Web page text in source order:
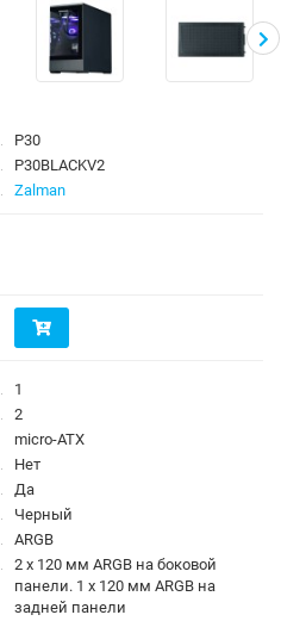
P30
P30BLACKV2
Zalman
1
2
micro-ATX
Нет
Да
Черный
ARGB
2 x 120 мм ARGB на боковой
панели. 1 x 120 мм ARGB на
задней панели